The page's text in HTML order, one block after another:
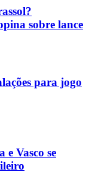
sobre lance
para jogo
Vasco se